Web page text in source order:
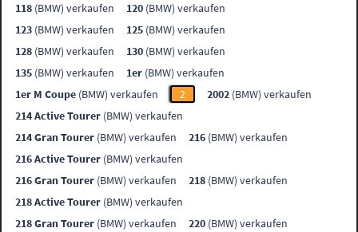
118 (BMW) verkaufen 120 (BMW) verkaufen
123 (BMW) verkaufen 125 (BMW) verkaufen
128 (BMW) verkaufen 130 (BMW) verkaufen
135 (BMW) verkaufen 1er (BMW) verkaufen
1er M Coupe (BMW) verkaufen 2 2002 (BMW) verkaufen
214 Active Tourer (BMW) verkaufen
214 Gran Tourer (BMW) verkaufen 216 (BMW) verkaufen
216 Active Tourer (BMW) verkaufen
216 Gran Tourer (BMW) verkaufen 218 (BMW) verkaufen
218 Active Tourer (BMW) verkaufen
218 Gran Tourer (BMW) verkaufen 220 (BMW) verkaufen